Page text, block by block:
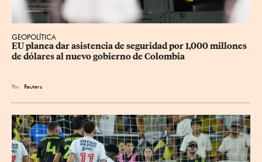
GEOPOLÍTICA
EU planea dar asistencia de seguridad por 1,000 millones
de dólares al nuevo gobierno de Colombia
Por Reuters